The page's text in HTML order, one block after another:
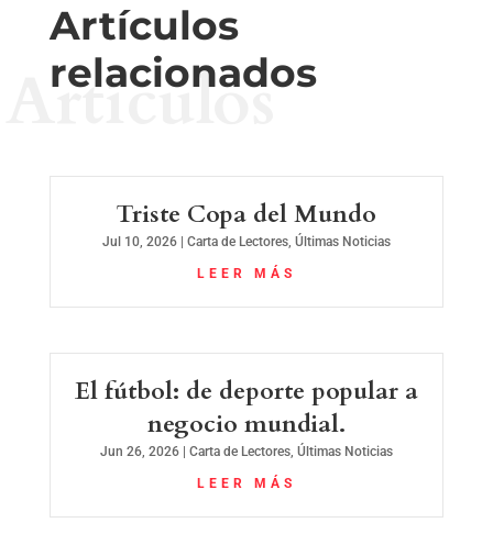
Artículos
relacionados
Artículos
Triste Copa del Mundo
Jul 10, 2026| Carta de Lectores, Últimas Noticias
LEER MÁS
El fútbol: de deporte popular a
negocio mundial.
Jun 26, 2026| Carta de Lectores, Últimas Noticias
LEER MÁS